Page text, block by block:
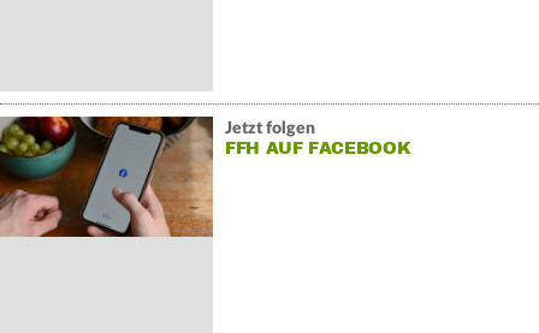
Jetzt folgen
FFH AUF FACEBOOK